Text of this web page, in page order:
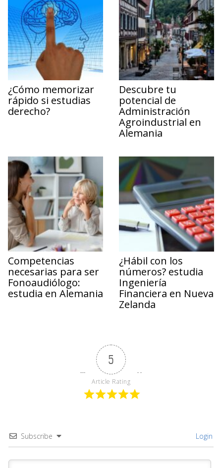
¿Cómo memorizar
rápido si estudias
derecho?
Descubre tu
potencial de
Administración
Agroindustrial en
Alemania
Competencias
necesarias para ser
Fonoaudiólogo:
estudia en Alemania
¿Hábil con los
números? estudia
Ingeniería
Financiera en Nueva
Zelanda
5
Article Rating
Subscribe Login